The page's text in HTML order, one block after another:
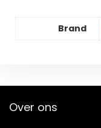
Brand
Over ons